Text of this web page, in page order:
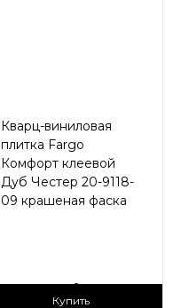
Кварц-виниловая
плитка Fargo
Комфорт клеевой
Дуб Честер 20-9118-
09 крашеная фаска
2
Купить